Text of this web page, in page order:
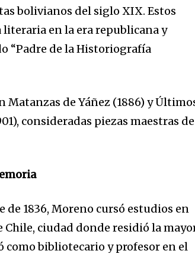
bolivianos del siglo XIX. Estos
literaria en la era republicana y
“Padre de la Historiografía
Matanzas de Yáñez (1886) y
consideradas piezas maestras
de 1836, Moreno cursó estudios en
ciudad donde residió la
como bibliotecario y profesor en el